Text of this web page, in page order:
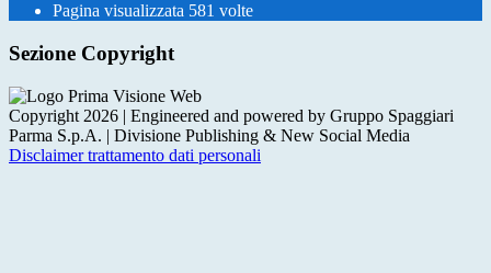
Pagina visualizzata 581 volte
Sezione Copyright
Copyright 2026 | Engineered and powered by Gruppo Spaggiari
Parma S.p.A. | Divisione Publishing & New Social Media
Disclaimer trattamento dati personali